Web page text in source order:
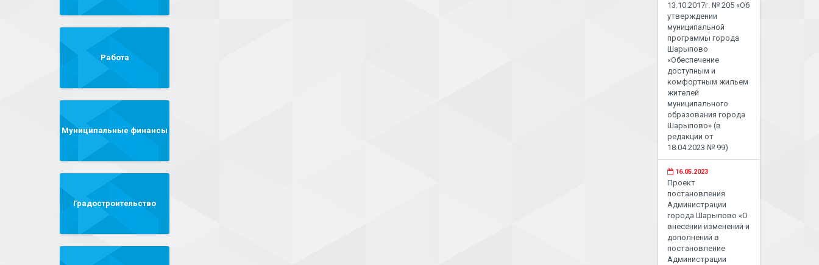
Работа
Муниципальные финансы
Градостроительство
13.10.2017г. № 205 «Об
утверждении
муниципальной
программы города
Шарыпово
«Обеспечение
доступным и
комфортным жильем
жителей
муниципального
образования города
Шарыпово» (в
редакции от
18.04.2023 № 99)
16.05.2023
Проект
постановления
Администрации
города Шарыпово «О
внесении изменений и
дополнений в
постановление
Администрации